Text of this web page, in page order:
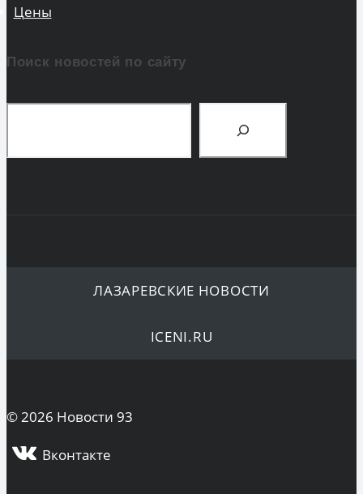
Цены
Поиск новостей по сайту
ЛАЗАРЕВСКИЕ НОВОСТИ
ICENI.RU
© 2026 Новости 93
Вконтакте